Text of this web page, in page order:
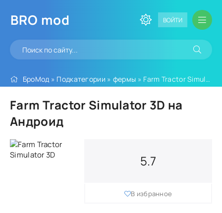
BRO mod ВОЙТИ
БроМод » Подкатегории » фермы » Farm Tractor Simulator 3D
Farm Tractor Simulator 3D на
Андроид
5.7
В избранное